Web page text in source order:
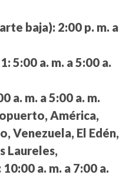
baja): 2:00 p. m. a
5:00 a. m. a 5:00 a.
a. m. a 5:00 a. m.
América,
Venezuela, El Edén,
Laureles,
10:00 a. m. a 7:00 a.